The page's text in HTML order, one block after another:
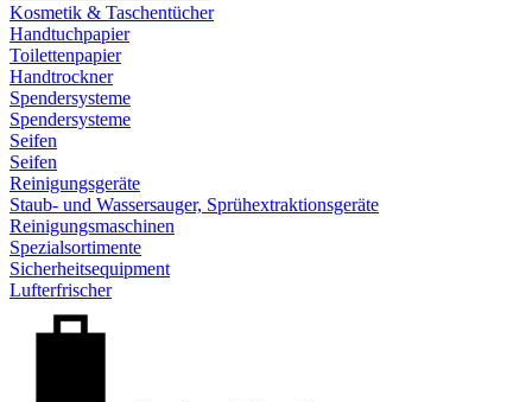
Kosmetik & Taschentücher
Handtuchpapier
Toilettenpapier
Handtrockner
Spendersysteme
Spendersysteme
Seifen
Seifen
Reinigungsgeräte
Staub- und Wassersauger, Sprühextraktionsgeräte
Reinigungsmaschinen
Spezialsortimente
Sicherheitsequipment
Lufterfrischer